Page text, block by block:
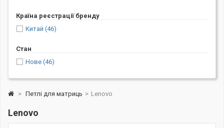
Країна реєстрації бренду
Китай (46)
Стан
Нове (46)
> Петлі для матриць > Lenovo
Lenovo